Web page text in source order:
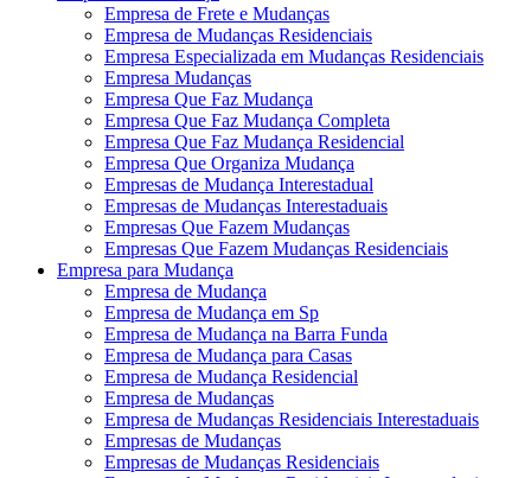
Empresa de Frete e Mudanças
Empresa de Mudanças Residenciais
Empresa Especializada em Mudanças Residenciais
Empresa Mudanças
Empresa Que Faz Mudança
Empresa Que Faz Mudança Completa
Empresa Que Faz Mudança Residencial
Empresa Que Organiza Mudança
Empresas de Mudança Interestadual
Empresas de Mudanças Interestaduais
Empresas Que Fazem Mudanças
Empresas Que Fazem Mudanças Residenciais
Empresa para Mudança
Empresa de Mudança
Empresa de Mudança em Sp
Empresa de Mudança na Barra Funda
Empresa de Mudança para Casas
Empresa de Mudança Residencial
Empresa de Mudanças
Empresa de Mudanças Residenciais Interestaduais
Empresas de Mudanças
Empresas de Mudanças Residenciais